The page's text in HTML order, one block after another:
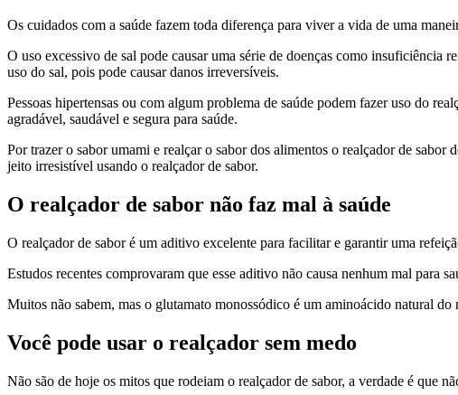
Os cuidados com a saúde fazem toda diferença para viver a vida de uma
O uso excessivo de sal pode causar uma série de doenças como insuficiência
uso do sal, pois pode causar danos irreversíveis.
Pessoas hipertensas ou com algum problema de saúde podem fazer uso do
agradável, saudável e segura para saúde.
Por trazer o sabor umami e realçar o sabor dos alimentos o realçador de
jeito irresistível usando o realçador de sabor.
O realçador de sabor não faz mal à saúde
O realçador de sabor é um aditivo excelente para facilitar e garantir uma
Estudos recentes comprovaram que esse aditivo não causa nenhum mal para
Muitos não sabem, mas o glutamato monossódico é um aminoácido natural
Você pode usar o realçador sem medo
Não são de hoje os mitos que rodeiam o realçador de sabor, a verdade é que